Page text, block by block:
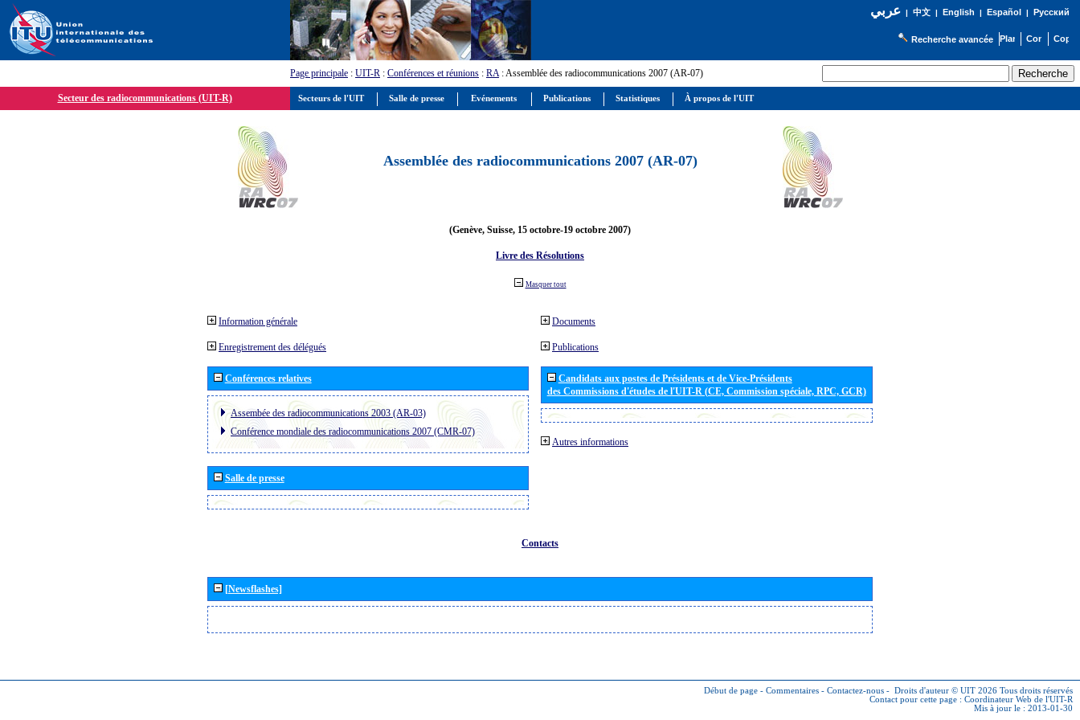
عربي| 中文| English | Español | Русский
Recherche avancée
Page principale : UIT-R : Conférences et réunions : RA: Assemblée des radiocommunications 2007 (AR-07)
Secteur des radiocommunications (UIT-R)
Assemblée des radiocommunications 2007 (AR-07)
(Genève, Suisse, 15 octobre-19 octobre 2007)
Livre des Résolutions
Masquer tout
Information générale
Enregistrement des délégués
Conférences relatives
Assembée des radiocommunications 2003 (AR-03)
Conférence mondiale des radiocommunications 2007 (CMR-07)
Salle de presse
Documents
Publications
Candidats aux postes de Présidents et de Vice-Présidents
des Commissions d'études de l'UIT-R (CE, Commission spéciale, RPC, GCR)
Autres informations
Contacts
[Newsflashes]
Début de page - Commentaires - Contactez-nous - Droits d'auteur © UIT 2026 Tous droits réservés
Contact pour cette page : Coordinateur Web de l'UIT-R
Mis à jour le : 2013-01-30
Secteurs de l'UIT Salle de presse Evénements Publications Statistiques À propos de l'UIT